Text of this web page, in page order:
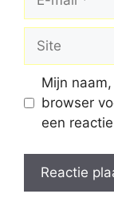
Site
Mijn
browser
een